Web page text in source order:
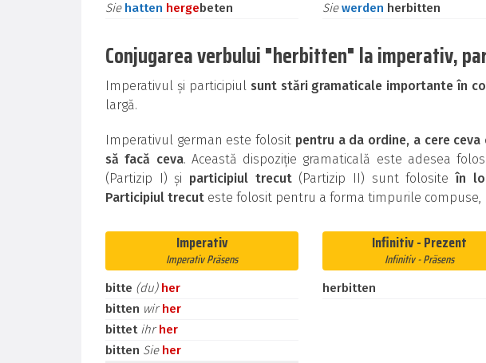
Sie hatten hergebeten
Siewerden herbitten
Conjugarea verbului "herbitten" la imperativ,
Imperativul și participiul sunt stări gramaticale importante în
largă.
Imperativul german este folosit pentru a da ordine, a cere
să facă ceva. Această dispoziție gramaticală este adesea
(Partizip I) și participiul trecut(Partizip II) sunt folositeîn
Participiul trecut este folosit pentru a forma timpurile compuse,
Imperativ
Imperativ Präsens
bitte (du) her
bitten wirher
bittet ihrher
bitten Sie her
Infinitiv - Prezent
Infinitiv - Präsens
herbitten